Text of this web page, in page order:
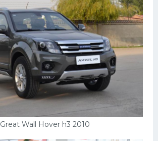
Great Wall Hover h3 2010